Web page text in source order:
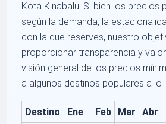
Kota Kinabalu. Si bien los precios
según la demanda, la
con la que reserves, nuestro
proporcionar transparencia y
visión general de los precios
a algunos destinos populares a lo
Destino Ene Feb Mar Abr